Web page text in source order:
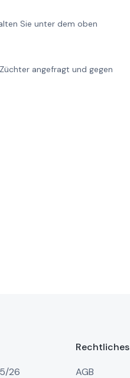
Sie unter dem oben
angefragt und gegen
26
Rechtliches
AGB